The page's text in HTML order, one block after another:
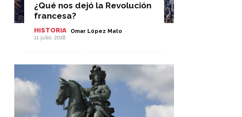
¿Qué nos dejó la Revolución
francesa?
HISTORIA Omar López Mato -
11 julio, 2018